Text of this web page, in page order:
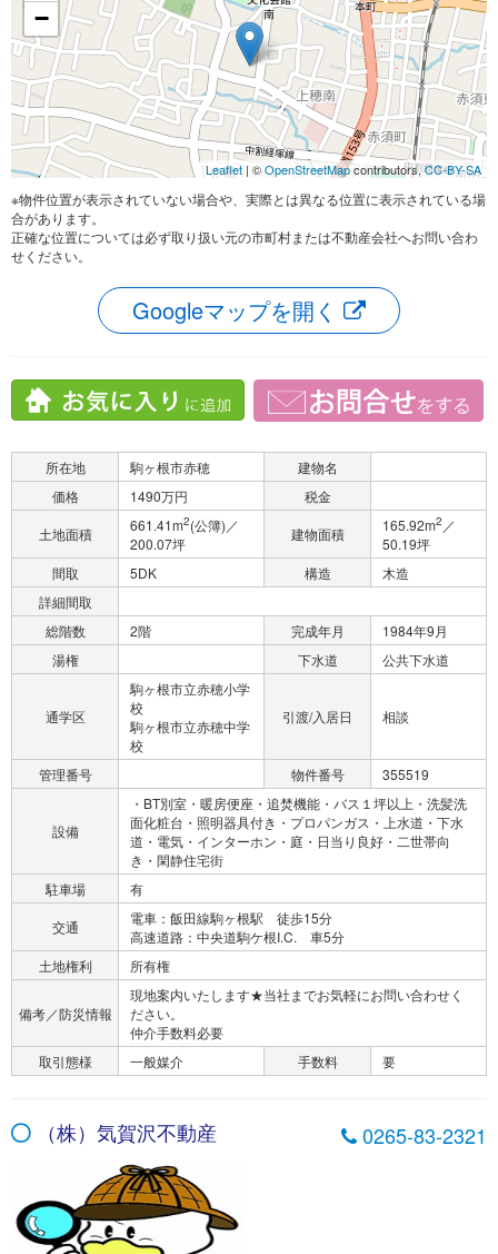
−
Leaflet | ©OpenStreetMapcontributors,CC-BY-SA
※物件位置が表示されていない場合や、実際とは異なる位置に表示されている場
合があります。
正確な位置については必ず取り扱い元の市町村または不動産会社へお問い合わ
せください。
Googleマップを開く
所在地 駒ヶ根市赤穂
建物名
価格
1490万円
税金
土地面積
661.41m2(公簿)／
200.07坪
建物面積 165.92m2 ／
50.19坪
間取
5DK 構造
木造
詳細間取
総階数
2階 完成年月
1984年9月
湯権
下水道 公共下水道
通学区
駒ヶ根市立赤穂小学
校
駒ヶ根市立赤穂中学
校
引渡/入居日 相談
管理番号 物件番号 355519
設備
・BT別室・暖房便座・追焚機能・バス１坪以上・洗髪洗
面化粧台・照明器具付き・プロパンガス・上水道・下水
道・電気・インターホン・庭・日当り良好・二世帯向
き・閑静住宅街
駐車場
有
交通
電車：飯田線駒ヶ根駅 徒歩15分
高速道路：中央道駒ケ根I.C. 車5分
土地権利
所有権
備考／防災情報
現地案内いたします★当社までお気軽にお問い合わせく
ださい。
仲介手数料必要
取引態様
一般媒介 手数料 要
（株）気賀沢不動産 0265-83-2321